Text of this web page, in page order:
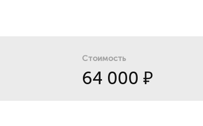
Стоимость
64 000 ₽